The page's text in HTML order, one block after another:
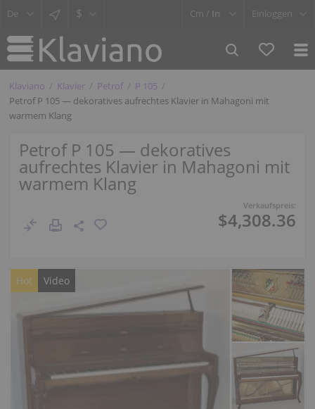
$ Cm / In Einloggen
Klaviano Klavier Petrof
P 105
Petrof P 105 — dekoratives aufrechtes Klavier in Mahagoni mit
warmem Klang
Petrof P 105 — dekoratives
aufrechtes Klavier in Mahagoni mit
warmem Klang
Verkaufspreis:
$4,308.36
Hot Video